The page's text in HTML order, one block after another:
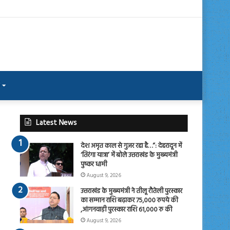
Latest News
देश अमृत काल से गुजर रहा है…”: देहरादून में
‘तिरंगा यात्रा’ में बोले उत्तराखंड के मुख्यमंत्री
पुष्कर धामी
August 9, 2026
उत्तराखंड के मुख्यमंत्री ने तीलू रौतेली पुरस्कार
का सम्मान राशि बढ़ाकर 75,000 रुपये की
,आंगनवाड़ी पुरस्कार राशि 61,000 रु की
August 9, 2026